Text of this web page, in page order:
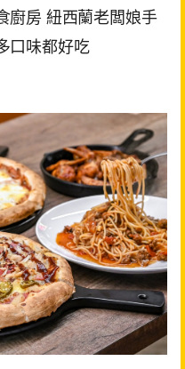
廚房 紐西蘭老闆娘手
口味都好吃